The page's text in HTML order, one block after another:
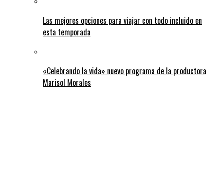
Las mejores opciones para viajar con todo incluido en
esta temporada
«Celebrando la vida» nuevo programa de la productora
Marisol Morales